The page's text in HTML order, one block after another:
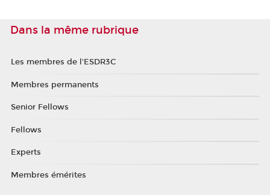
Dans la même rubrique
Les membres de l'ESDR3C
Membres permanents
Senior Fellows
Fellows
Experts
Membres émérites